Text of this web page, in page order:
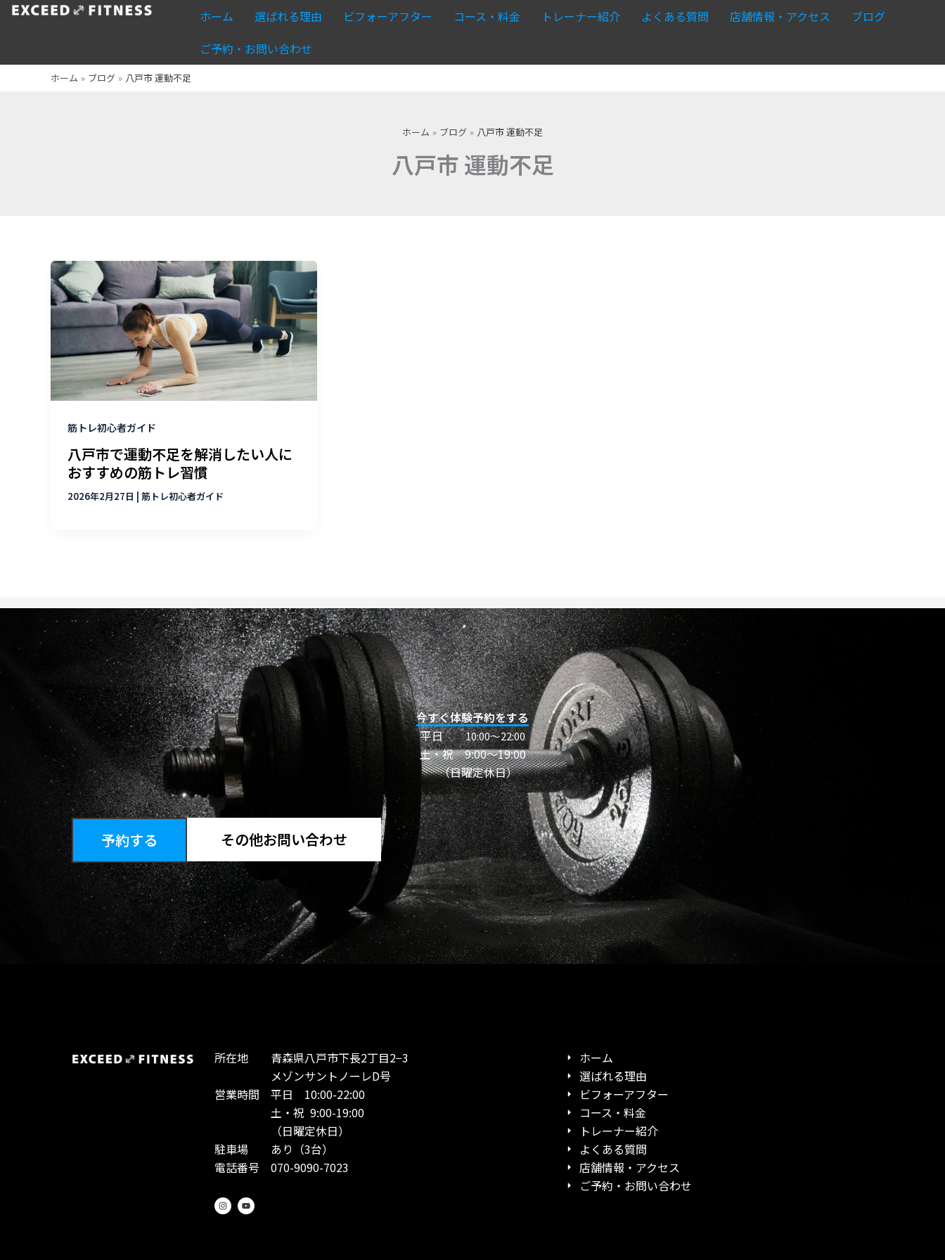
ス
ホーム 選ばれる理由 ビフォーアフター コース・料金 トレーナー紹介 よくある質問 店舗情報・アクセス
ブログ
ご予約・お問い合わせ
ホーム ブログ 八戸市 運動不足
ホーム ブログ 八戸市 運動不足
八戸市 運動不足
筋トレ初心者ガイド
八戸市で運動不足を解消したい人に
おすすめの筋トレ習慣
2026年2月27日 | 筋トレ初心者ガイド
今すぐ体験予約をする
平日10:00〜22:00
土・祝 9:00～19:00
（日曜定休日）
予約する その他お問い合わせ
所在地 青森県八戸市下長2丁目2−3
メゾンサントノーレD号
営業時間 平日 10:00-22:00
土・祝 9:00-19:00
（日曜定休日）
駐車場 あり（3台）
電話番号 070-9090-7023
I
n
s
Y
o
u
ホーム
選ばれる理由
ビフォーアフター
コース・料金
トレーナー紹介
よくある質問
店舗情報・アクセス
ご予約・お問い合わせ